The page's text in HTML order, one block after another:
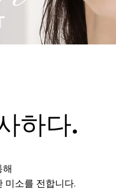
하다.
미소를 전합니다.